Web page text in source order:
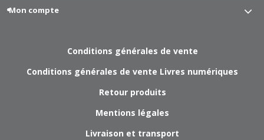
Mon compte
Conditions générales de vente
Conditions générales de vente Livres numériques
Retour produits
Mentions légales
Livraison et transport